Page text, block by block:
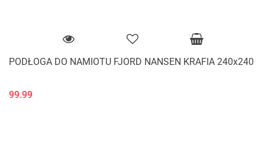
PODŁOGA DO NAMIOTU FJORD NANSEN KRAFIA 240x240
99.99